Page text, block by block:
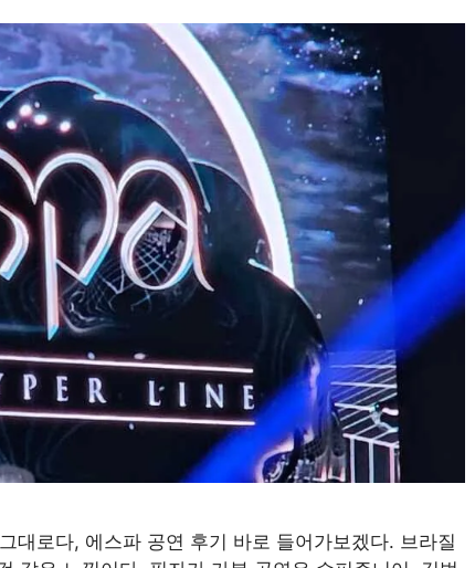
대로다, 에스파 공연 후기 바로 들어가보겠다. 브라질